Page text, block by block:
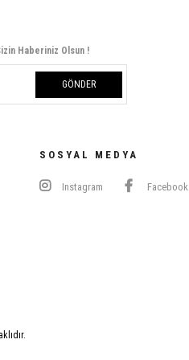
Haberiniz Olsun !
GÖNDER
SOSYAL MEDYA
Instagram Facebook